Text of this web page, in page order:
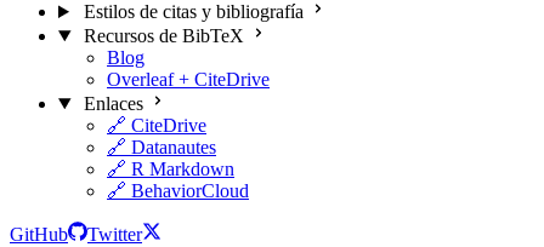
Estilos de citas y bibliografía
Recursos de BibTeX
Blog
Overleaf + CiteDrive
Enlaces
🔗 CiteDrive
🔗 Datanautes
🔗 R Markdown
🔗 BehaviorCloud
GitHub
Twitter